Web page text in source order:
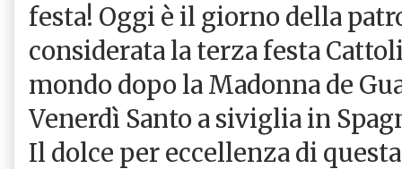
festa! Oggi è il giorno della
considerata la terza festa
mondo dopo la Madonna de
Venerdì Santo a siviglia in
Il dolce per eccellenza di